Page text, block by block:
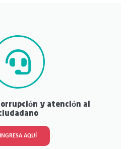
y atención al
INGRESA AQUÍ